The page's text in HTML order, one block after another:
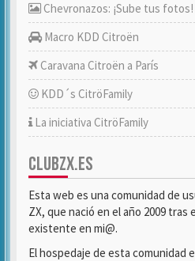
Chevronazos: ¡Sube tus fotos!
Macro KDD Citroën
Caravana Citroën a París
KDD´s CitröFamily
La iniciativa CitröFamily
CLUBZX.ES
Esta web es una comunidad de
ZX, que nació en el año 2009 tras
existente en mi@.
El hospedaje de esta comunidad